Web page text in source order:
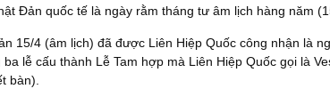
Đản quốc tế là ngày rằm tháng tư âm lịch hàng năm
15/4 (âm lịch) đã được Liên Hiệp Quốc công nhận là
lễ cấu thành Lễ Tam hợp mà Liên Hiệp Quốc gọi là
bàn).